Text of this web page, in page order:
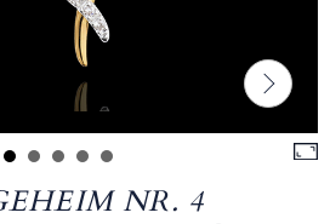
NR. 4